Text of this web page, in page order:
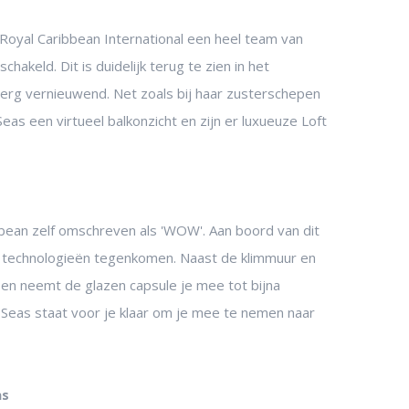
Caribbean International een heel team van
Dit is duidelijk terug te zien in het
vernieuwend. Net zoals bij haar zusterschepen
een virtueel balkonzicht en zijn er luxueuze Loft
zelf omschreven als 'WOW'. Aan boord van dit
tegenkomen. Naast de klimmuur en
neemt de glazen capsule je mee tot bijna
staat voor je klaar om je mee te nemen naar